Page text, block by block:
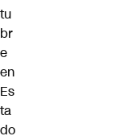
tu
br
e
en
Es
ta
do